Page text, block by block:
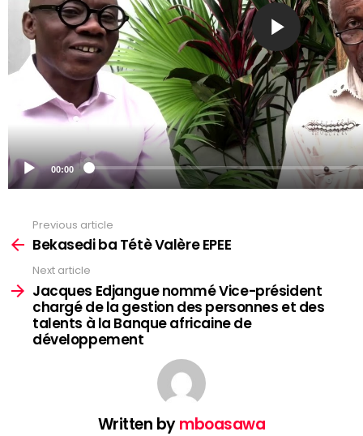
more
Previous article
Bekasedi ba Tétè Valère EPEE
Next article
Jacques Edjangue nommé Vice-président
chargé de la gestion des personnes et des
talents à la Banque africaine de
développement
Written bymboasawa